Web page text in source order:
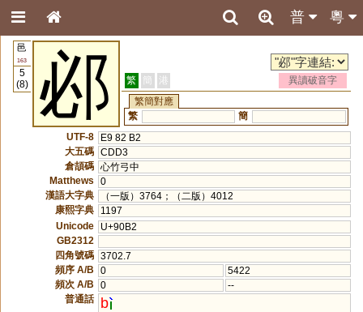
粵
普
邑
163
5
(8)
邲 繁 簡 港
異讀破音字
繁簡對應
繁
簡
UTF-8
E9 82 B2
大五碼 CDD3
倉頡碼 心竹弓中
Matthews
0
漢語大字典
（一版）3764；（二版）4012
康熙字典
1197
Unicode
U+90B2
GB2312
四角號碼 3702.7
頻序 A/B
0
5422
頻次 A/B
0
--
普通話
b